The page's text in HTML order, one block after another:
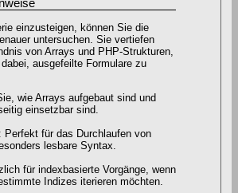
einzusteigen, können Sie die
untersuchen. Sie vertiefen
von Arrays und PHP-Strukturen,
ausgefeilte Formulare zu
wie Arrays aufgebaut sind und
einsetzbar sind.
: Perfekt für das Durchlaufen von
lesbare Syntax.
für indexbasierte Vorgänge, wenn
Indizes iterieren möchten.